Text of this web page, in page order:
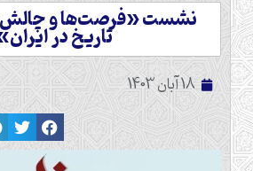
نشست «فرصت‌ها و
تاریخ در
18 آبان 1403